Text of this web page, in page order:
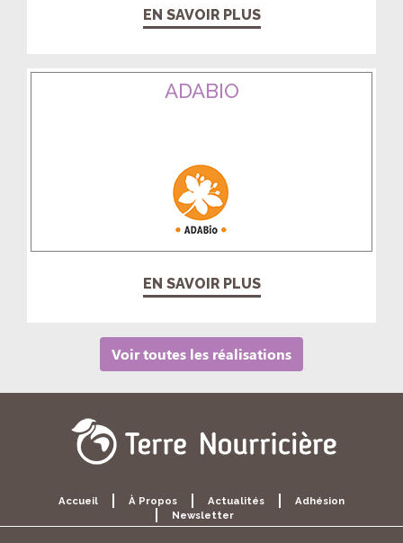
EN SAVOIR PLUS
ADABIO
EN SAVOIR PLUS
Voir toutes les réalisations
Accueil À Propos Actualités
Adhésion
Newsletter